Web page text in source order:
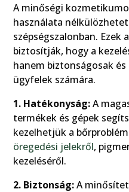
A minőségi
használata
szépségszalonban. Ezek
biztosítják, hogy a
hanem biztonságosak
ügyfelek számára.
1. Hatékonyság:A
termékek és gépek
kezelhetjük a
öregedési jelekről,
kezeléséről.
2. Biztonság:A